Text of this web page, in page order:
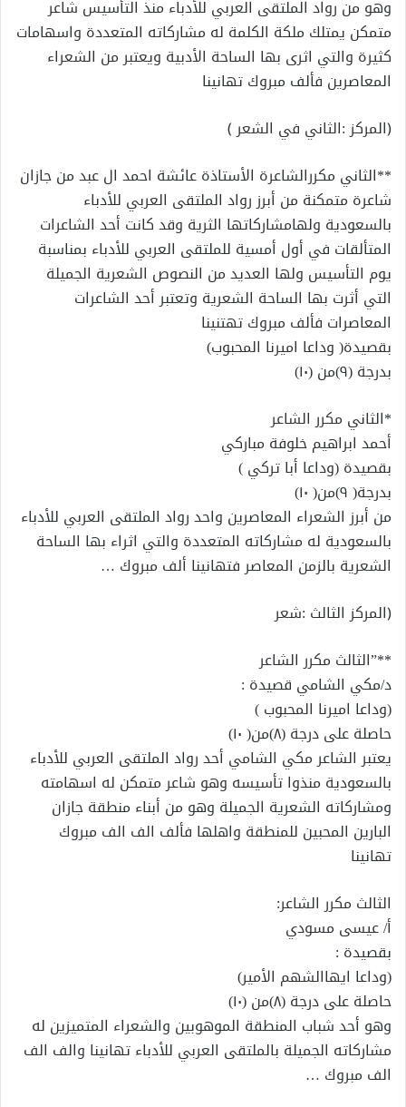
وهو من رواد الملتقى العربي للأدباء منذ التأسيس شاعر
متمكن يمتلك ملكة الكلمة له مشاركاته المتعددة واسهامات
كثيرة والتي اثرى بها الساحة الأدبية ويعتبر من الشعراء
المعاصرين فألف مبروك تهانينا
﴿المركز :الثاني في الشعر ﴾
**الثاني مكررالشاعرة الأستاذة عائشة احمد ال عبد من جازان
شاعرة متمكنة من أبرز رواد الملتقى العربي للأدباء
بالسعودية ولهامشاركاتها الثرية وقد كانت أحد الشاعرات
المتألقات في أول أمسية للملتقى العربي للأدباء بمناسبة
يوم التأسيس ولها العديد من النصوص الشعرية الجميلة
التي أثرت بها الساحة الشعرية وتعتبر أحد الشاعرات
المعاصرات فألف مبروك تهتنينا
بقصيدة( وداعا اميرنا المحبوب)
بدرجة (٩)من (١٠)
*الثاني مكرر الشاعر
أحمد ابراهيم خلوفة مباركي
بقصيدة (وداعا أبا تركي )
بدرجة( ٩)من( ١٠)
من أبرز الشعراء المعاصرين واحد رواد الملتقى العربي للأدباء
بالسعودية له مشاركاته المتعددة والتي اثراء بها الساحة
الشعرية بالزمن المعاصر فتهانينا ألف مبروك …
﴿المركز الثالث :شعر
**”الثالث مكرر الشاعر
د/مكي الشامي قصيدة :
(وداعا اميرنا المحبوب )
حاصلة على درجة (٨)من( ١٠)
يعتبر الشاعر مكي الشامي أحد رواد الملتقى العربي للأدباء
بالسعودية منذوا تأسيسه وهو شاعر متمكن له اسهامته
ومشاركاته الشعرية الجميلة وهو من أبناء منطقة جازان
البارين المحبين للمنطقة واهلها فألف الف الف مبروك
تهانينا
الثالث مكرر الشاعر:
أ/ عيسى مسودي
بقصيدة :
(وداعا ايهاالشهم الأمير)
حاصلة على درجة (٨)من (١٠)
وهو أحد شباب المنطقة الموهوبين والشعراء المتميزين له
مشاركاته الجميلة بالملتقى العربي للأدباء تهانينا والف الف
الف مبروك …